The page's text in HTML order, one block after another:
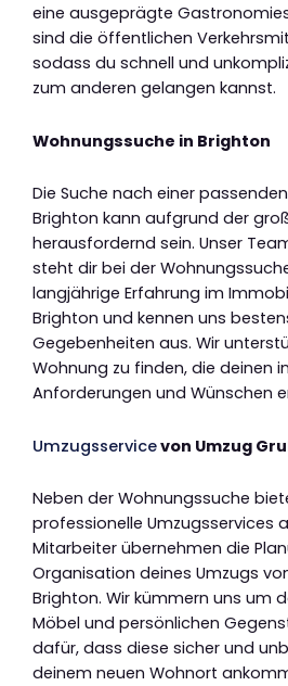
eine ausgeprägte
sind die öffentlichen
sodass du schnell und
zum anderen gelangen kannst.
Wohnungssuche in Brighton
Die Suche nach einer
Brighton kann aufgrund der
herausfordernd sein. Unser
steht dir bei der
langjährige Erfahrung im
Brighton und kennen uns
Gegebenheiten aus. Wir
Wohnung zu finden, die deinen
Anforderungen und Wünschen
Umzugsservicevon Umzug
Neben der Wohnungssuche
professionelle Umzugsservices
Mitarbeiter übernehmen die
Organisation deines Umzugs
Brighton. Wir kümmern uns um
Möbel und persönlichen
dafür, dass diese sicher und
deinem neuen Wohnort